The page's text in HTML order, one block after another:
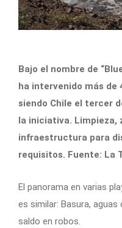
Bajo el nombre de
ha intervenido más de
siendo Chile el tercer
la iniciativa. Limpieza,
infraestructura para
requisitos. Fuente: La
El panorama en varias
es similar: Basura,
saldo en robos.